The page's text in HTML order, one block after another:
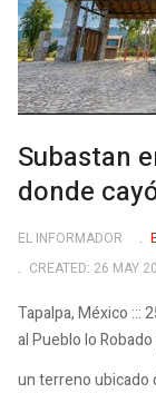
Subastan
donde
EL INFORMADOR
CREATED: 26 MAY
Tapalpa, México :::
al Pueblo lo
un terreno ubicado